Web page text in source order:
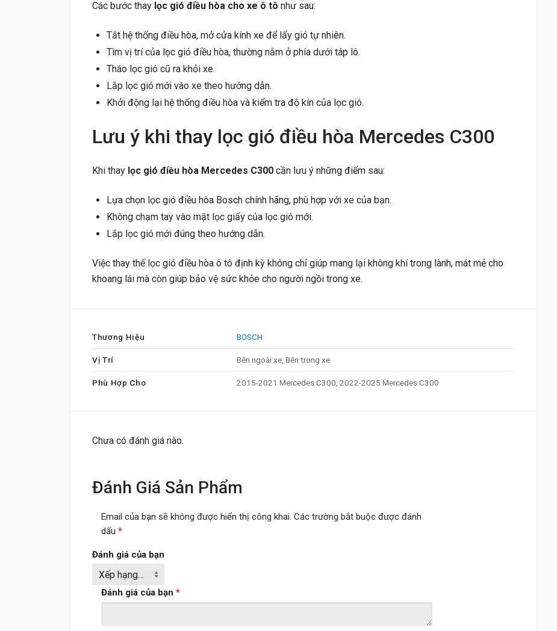
Các bước thay lọc gió điều hòa cho xe ô tô như sau:
Tắt hệ thống điều hòa, mở cửa kính xe để lấy gió tự nhiên.
Tìm vị trí của lọc gió điều hòa, thường nằm ở phía dưới táp lô.
Tháo lọc gió cũ ra khỏi xe.
Lắp lọc gió mới vào xe theo hướng dẫn.
Khởi động lại hệ thống điều hòa và kiểm tra độ kín của lọc gió.
Lưu ý khi thay lọc gió điều hòa Mercedes C300
Khi thay lọc gió điều hòa Mercedes C300 cần lưu ý những điểm sau:
Lựa chọn lọc gió điều hòa Bosch chính hãng, phù hợp với xe của bạn.
Không chạm tay vào mặt lọc giấy của lọc gió mới.
Lắp lọc gió mới đúng theo hướng dẫn.
Việc thay thế lọc gió điều hòa ô tô định kỳ không chỉ giúp mang lại không khí trong lành, mát mẻ cho
khoang lái mà còn giúp bảo vệ sức khỏe cho người ngồi trong xe.
Thương Hiệu BOSCH
Vị Trí Bên ngoài xe, Bên trong xe
Phù Hợp Cho 2015-2021 Mercedes C300, 2022-2025 Mercedes C300
Chưa có đánh giá nào.
Đánh Giá Sản Phẩm
Email của bạn sẽ không được hiển thị công khai. Các trường bắt buộc được đánh
dấu *
Đánh giá của bạn
Đánh giá của bạn *